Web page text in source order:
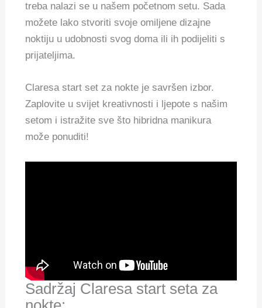
treba nalazi se u našem početnom setu. Sada
možete lako stvoriti svoje omiljene dizajne
noktiju u udobnosti svog doma ili ih podijeliti s
prijateljima.
Claresa start set za nokte je savršen izbor.
Zaplovite u svijet kreativnosti i ljepote s našim
setom i istražite sve što hibridna manikura
može ponuditi!
Sadržaj Claresa start seta za